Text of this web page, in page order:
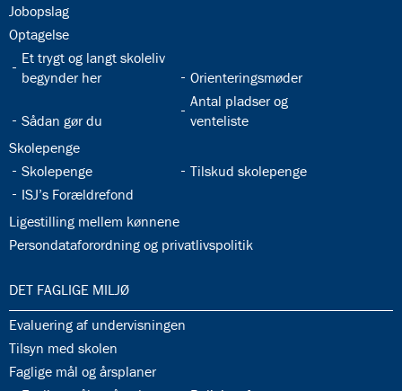
32.26:
Jobopslag
32.27:
Optagelse
32.28:
Et trygt og langt skoleliv
begynder her
32.29:
Orienteringsmøder
32.30:
Sådan gør du
32.31:
Antal pladser og
venteliste
32.32:
Skolepenge
32.33:
Skolepenge 32.34:
Tilskud skolepenge
32.35:
ISJ’s Forældrefond
32.36:
Ligestilling mellem kønnene
32.37:
Persondataforordning og privatlivspolitik
33.0:
DET FAGLIGE MILJØ
33.1:
Evaluering af undervisningen
33.2:
Tilsyn med skolen
33.3:
Faglige mål og årsplaner